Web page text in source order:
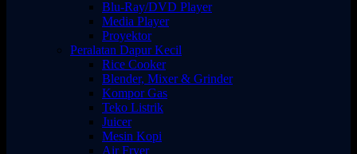
Blu-Ray/DVD Player
Media Player
Proyektor
Peralatan Dapur Kecil
Rice Cooker
Blender, Mixer & Grinder
Kompor Gas
Teko Listrik
Juicer
Mesin Kopi
Air Fryer